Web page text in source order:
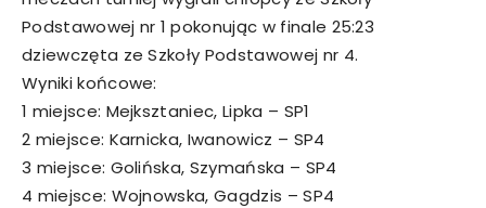
Podstawowej nr 1 pokonując w finale 25:23
dziewczęta ze Szkoły Podstawowej nr 4.
Wyniki końcowe:
1 miejsce: Mejksztaniec, Lipka – SP1
2 miejsce: Karnicka, Iwanowicz – SP4
3 miejsce: Golińska, Szymańska – SP4
4 miejsce: Wojnowska, Gagdzis – SP4